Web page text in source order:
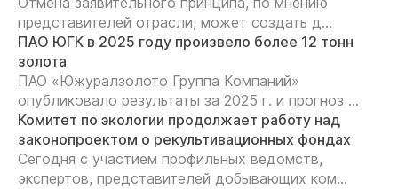
представителей отрасли, может создать д...
ПАО ЮГК в 2025 году произвело более 12 тонн
золота
ПАО «Южуралзолото Группа Компаний»
опубликовало результаты за 2025 г. и прогноз ...
Комитет по экологии продолжает работу над
законопроектом о рекультивационных фондах
Сегодня с участием профильных ведомств,
экспертов, представителей добывающих ком...